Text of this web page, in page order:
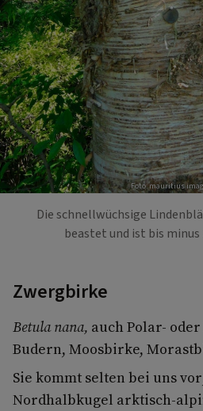
Foto: mauritius
Die schnellwüchsige
beastet und ist bis
Zwergbirke
Betula nana, auch Polar-
Budern, Moosbirke,
Sie kommt selten bei uns
Nordhalbkugel arktisch-